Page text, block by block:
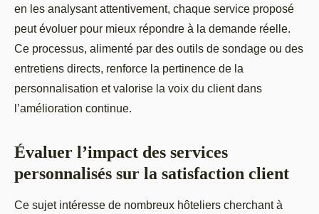
en les analysant attentivement, chaque service proposé
peut évoluer pour mieux répondre à la demande réelle.
Ce processus, alimenté par des outils de sondage ou des
entretiens directs, renforce la pertinence de la
personnalisation et valorise la voix du client dans
l’amélioration continue.
Évaluer l’impact des services
personnalisés sur la satisfaction client
Ce sujet intéresse de nombreux hôteliers cherchant à